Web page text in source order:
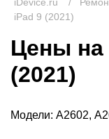
iPad 9 (2021)
Цены на
(2021)
Модели: A2602,